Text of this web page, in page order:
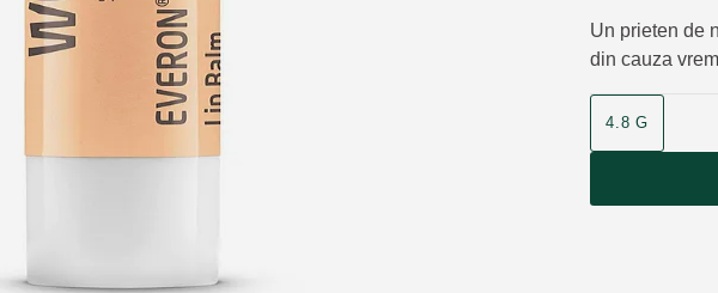
Un prieten de
din cauza
4.8 G